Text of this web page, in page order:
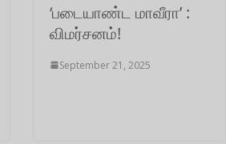
‘படையாண்ட மாவீரா’ :
விமர்சனம்!
September 21, 2025